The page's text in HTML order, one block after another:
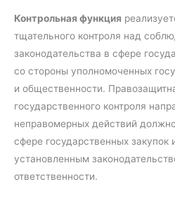
Контрольная функция
тщательного контроля над
законодательства в сфере
со стороны уполномоченных
и общественности.
государственного контроля
неправомерных действий
сфере государственных закупок
установленным
ответственности.